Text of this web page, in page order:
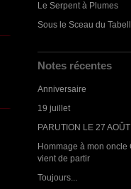
Le Serpent à Plumes
Sous le Sceau du
Notes récentes
Anniversaire
19 juillet
PARUTION LE 27 AOÛT
Hommage à mon oncle
vient de partir
Toujours...